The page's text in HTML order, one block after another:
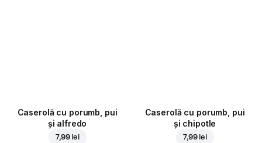
Caserolă cu porumb, pui
și alfredo
7,99 lei
Caserolă cu porumb, pui
și chipotle
7,99 lei